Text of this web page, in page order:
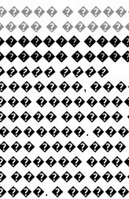
�
�
����
�����
������
�